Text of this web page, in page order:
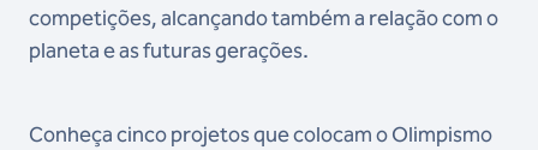
competições, alcançando também a relação com o
planeta e as futuras gerações.
Conheça cinco projetos que colocam o Olimpismo